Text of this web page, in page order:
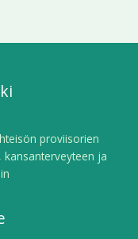
proviisorien
ja